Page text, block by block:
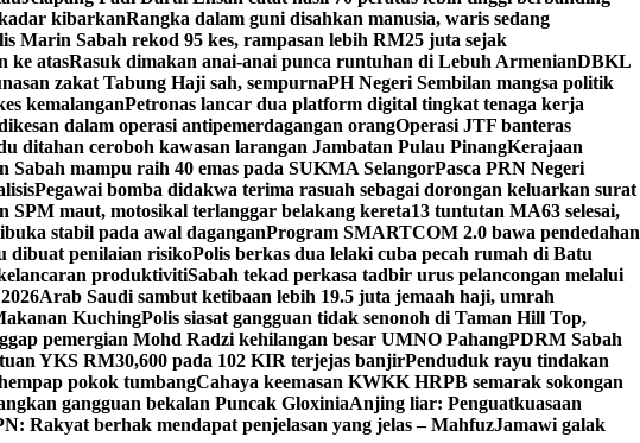
kibarkanRangka dalam guni disahkan manusia, waris sedang
Marin Sabah rekod 95 kes, rampasan lebih RM25 juta sejak
ke atasRasuk dimakan anai-anai punca runtuhan di Lebuh ArmenianDBKL
zakat Tabung Haji sah, sempurnaPH Negeri Sembilan mangsa politik
kemalanganPetronas lancar dua platform digital tingkat tenaga kerja
dalam operasi antipemerdagangan orangOperasi JTF banteras
ditahan ceroboh kawasan larangan Jambatan Pulau PinangKerajaan
Sabah mampu raih 40 emas pada SUKMA SelangorPasca PRN Negeri
Pegawai bomba didakwa terima rasuah sebagai dorongan keluarkan surat
SPM maut, motosikal terlanggar belakang kereta13 tuntutan MA63 selesai,
stabil pada awal daganganProgram SMARTCOM 2.0 bawa pendedahan
dibuat penilaian risikoPolis berkas dua lelaki cuba pecah rumah di Batu
produktivitiSabah tekad perkasa tadbir urus pelancongan melalui
Arab Saudi sambut ketibaan lebih 19.5 juta jemaah haji, umrah
KuchingPolis siasat gangguan tidak senonoh di Taman Hill Top,
pemergian Mohd Radzi kehilangan besar UMNO PahangPDRM Sabah
YKS RM30,600 pada 102 KIR terjejas banjirPenduduk rayu tindakan
pokok tumbangCahaya keemasan KWKK HRPB semarak sokongan
gangguan bekalan Puncak GloxiniaAnjing liar: Penguatkuasaan
Rakyat berhak mendapat penjelasan yang jelas – MahfuzJamawi galak